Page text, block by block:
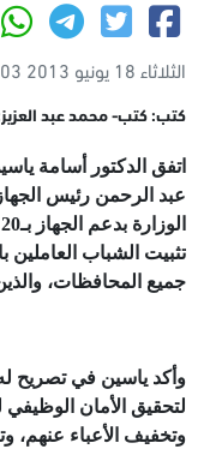
الثلاثاء 18 يونيو 2013 01:03 م
كتب: كتب- محمد عبد
اتفق الدكتور أسامة
عبد الرحمن رئيس
تثبيت الشباب
جميع المحافظات، والذين يبلغ
وأكد ياسين في تصريح له
لتحقيق الأمان الوظيفي
وتخفيف الأعباء عنهم،